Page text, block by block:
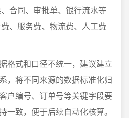
合同、审批单、银行流水等
、服务费、物流费、人工费
格式和口径不统一，建议建立
，将不同来源的数据标准化归
户编号、订单号等关键字段要
一致，便于后续自动化核算。